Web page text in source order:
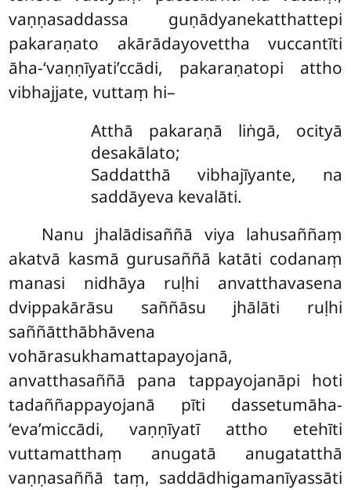
vaṇṇasaddassa guṇādyanekatthattepi
pakaraṇato akārādayovettha vuccantīti
āha-‘vaṇṇīyati’ccādi, pakaraṇatopi attho
vibhajjate, vuttaṃ hi–
Atthā pakaraṇā liṅgā, ocityā
desakālato;
Saddatthā vibhajīyante, na
saddāyeva kevalāti.
Nanu jhalādisaññā viya lahusaññaṃ
akatvā kasmā gurusaññā katāti codanaṃ
manasi nidhāya ruḷhi anvatthavasena
dvippakārāsu saññāsu jhālāti ruḷhi
saññātthābhāvena
vohārasukhamattapayojanā,
anvatthasaññā pana tappayojanāpi hoti
tadaññappayojanā pīti dassetumāha-
‘eva’miccādi, vaṇṇīyatī attho etehīti
vuttamatthaṃ anugatā anugatatthā
vaṇṇasaññā taṃ, saddādhigamanīyassāti